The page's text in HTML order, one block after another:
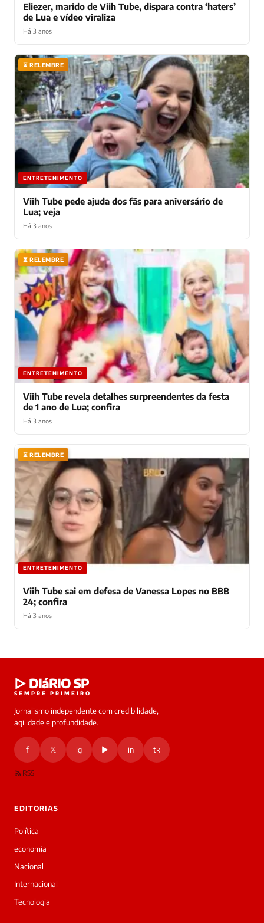
Eliezer, marido de Viih Tube, dispara contra ‘haters’
de Lua e vídeo viraliza
Há 3 anos
⏳ RELEMBRE
ENTRETENIMENTO
Viih Tube pede ajuda dos fãs para aniversário de
Lua; veja
Há 3 anos
⏳ RELEMBRE
ENTRETENIMENTO
Viih Tube revela detalhes surpreendentes da festa
de 1 ano de Lua; confira
Há 3 anos
⏳ RELEMBRE
ENTRETENIMENTO
Viih Tube sai em defesa de Vanessa Lopes no BBB
24; confira
Há 3 anos
online
Oi!
Boa
noite!
a
Laura,
▷ DIáRIO SP
SEMPRE PRIMEIRO
Jornalismo independente com credibilidade,
agilidade e profundidade.
f 𝕏 ig ▶ in tk
RSS
EDITORIAS
Política
economia
Nacional
Internacional
Tecnologia